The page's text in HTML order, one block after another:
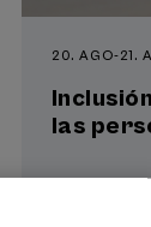
20. AGO-21.
las